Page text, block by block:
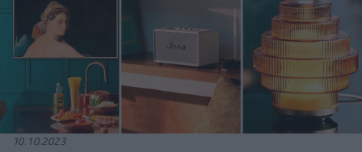
10.10.2023